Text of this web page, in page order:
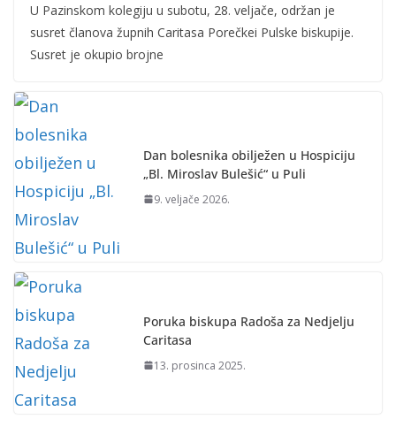
U Pazinskom kolegiju u subotu, 28. veljače, održan je
susret članova župnih Caritasa Porečkei Pulske biskupije.
Susret je okupio brojne
Dan bolesnika obilježen u Hospiciju
„Bl. Miroslav Bulešić“ u Puli
9. veljače 2026.
Poruka biskupa Radoša za Nedjelju
Caritasa
13. prosinca 2025.